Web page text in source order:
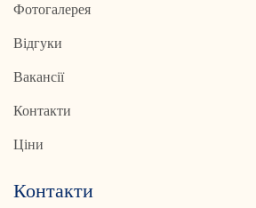
Фотогалерея
Відгуки
Вакансії
Контакти
Ціни
Контакти